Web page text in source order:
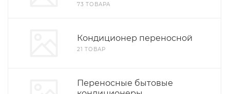
73 ТОВАРА
Кондиционер переносной
21 ТОВАР
Переносные бытовые